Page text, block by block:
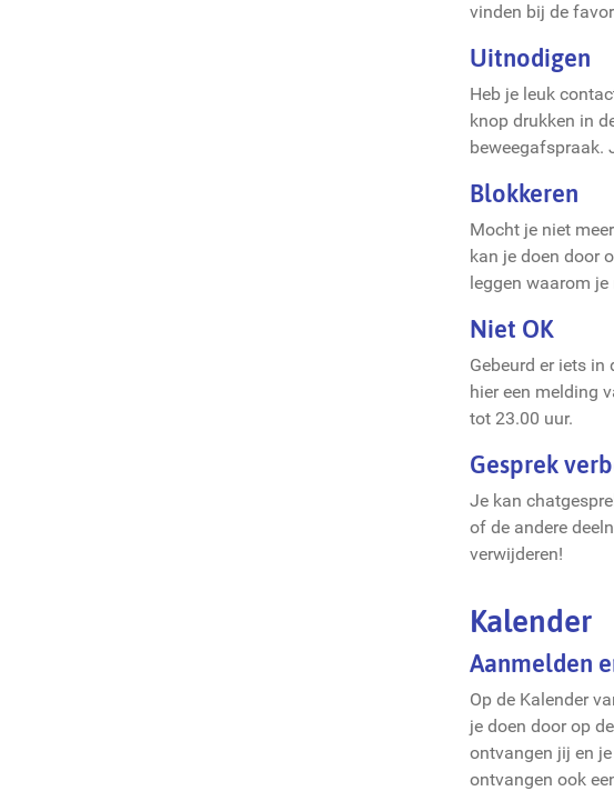
vinden bij de
Uitnodigen
Heb je leuk
knop drukken in
beweegafspraak.
Blokkeren
Mocht je niet
kan je doen door
leggen waarom je
Niet OK
Gebeurd er iets
hier een melding
tot 23.00 uur.
Gesprek
Je kan
of de andere
verwijderen!
Kalender
Aanmelden
Op de Kalender
je doen door op
ontvangen jij en
ontvangen ook